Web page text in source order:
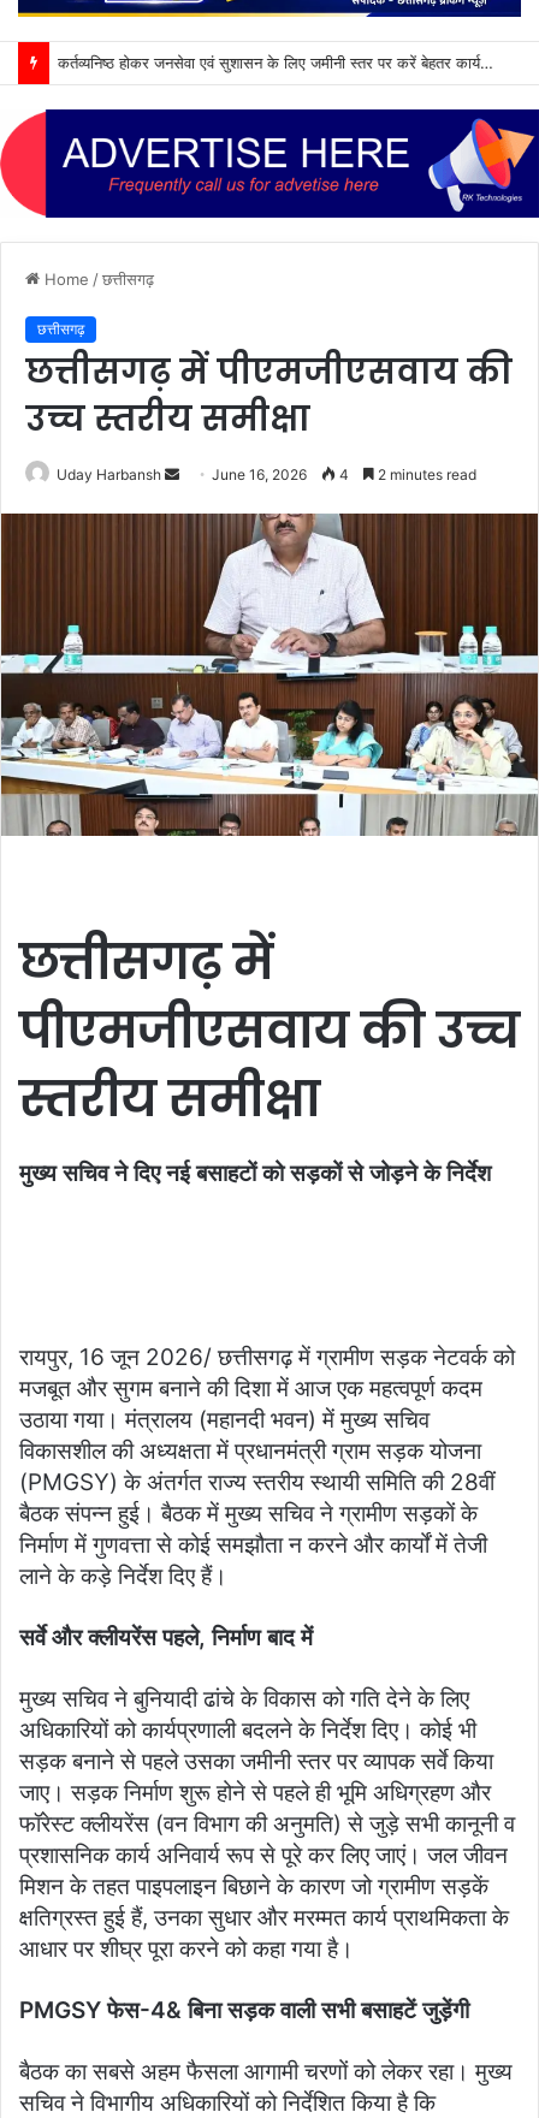
कर्तव्यनिष्ठ होकर जनसेवा एवं सुशासन के लिए जमीनी स्तर पर करें बेहतर कार्य : मुख्यमंत्री विष्णु देव साय
Home /छत्तीसगढ़
छत्तीसगढ़
छत्तीसगढ़ में पीएमजीएसवाय की
उच्च स्तरीय समीक्षा
Uday Harbansh
Send June 16, 2026 4 2 minutes read
छत्तीसगढ़ में
पीएमजीएसवाय की उच्च
स्तरीय समीक्षा
मुख्य सचिव ने दिए नई बसाहटों को सड़कों से जोड़ने के निर्देश
रायपुर, 16 जून 2026/ छत्तीसगढ़ में ग्रामीण सड़क नेटवर्क को
मजबूत और सुगम बनाने की दिशा में आज एक महत्वपूर्ण कदम
उठाया गया। मंत्रालय (महानदी भवन) में मुख्य सचिव
विकासशील की अध्यक्षता में प्रधानमंत्री ग्राम सड़क योजना
(PMGSY) के अंतर्गत राज्य स्तरीय स्थायी समिति की 28वीं
बैठक संपन्न हुई। बैठक में मुख्य सचिव ने ग्रामीण सड़कों के
निर्माण में गुणवत्ता से कोई समझौता न करने और कार्यों में तेजी
लाने के कड़े निर्देश दिए हैं।
सर्वे और क्लीयरेंस पहले, निर्माण बाद में
मुख्य सचिव ने बुनियादी ढांचे के विकास को गति देने के लिए
अधिकारियों को कार्यप्रणाली बदलने के निर्देश दिए। कोई भी
सड़क बनाने से पहले उसका जमीनी स्तर पर व्यापक सर्वे किया
जाए। सड़क निर्माण शुरू होने से पहले ही भूमि अधिग्रहण और
फॉरेस्ट क्लीयरेंस (वन विभाग की अनुमति) से जुड़े सभी कानूनी व
प्रशासनिक कार्य अनिवार्य रूप से पूरे कर लिए जाएं। जल जीवन
मिशन के तहत पाइपलाइन बिछाने के कारण जो ग्रामीण सड़कें
क्षतिग्रस्त हुई हैं, उनका सुधार और मरम्मत कार्य प्राथमिकता के
आधार पर शीघ्र पूरा करने को कहा गया है।
PMGSY फेस-4& बिना सड़क वाली सभी बसाहटें जुड़ेंगी
बैठक का सबसे अहम फैसला आगामी चरणों को लेकर रहा। मुख्य
सचिव ने विभागीय अधिकारियों को निर्देशित किया है कि